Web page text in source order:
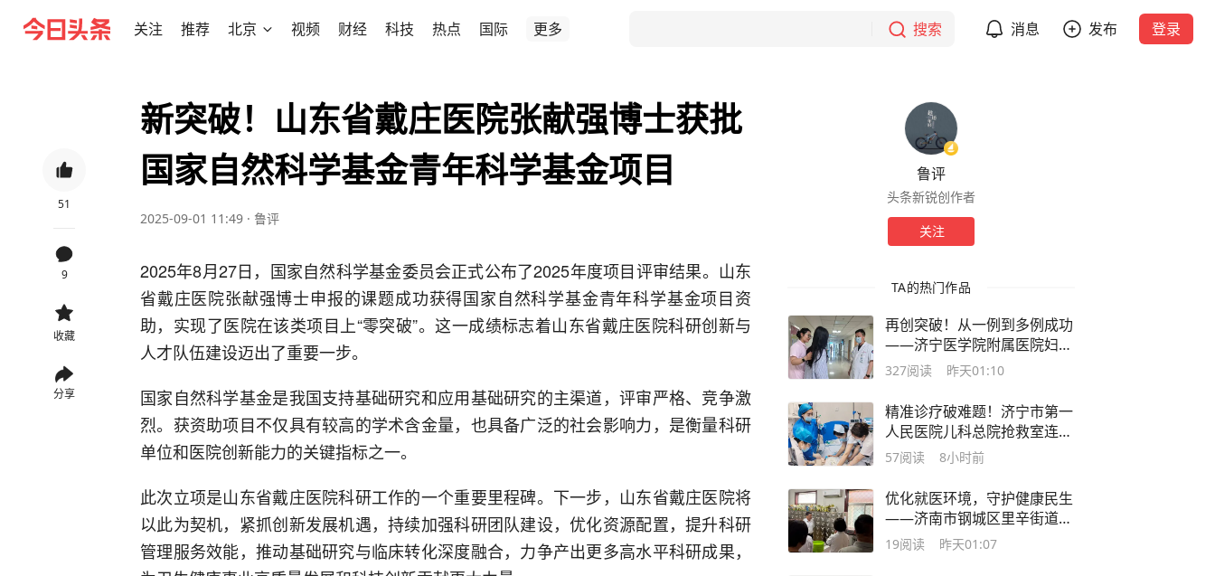
关注 推荐 北京 视频 财经 科技 热点 国际 更多 搜索 消息 发布 登录
51
9
收藏
分享
新突破！山东省戴庄医院张献强博士获批
国家自然科学基金青年科学基金项目
2025-09-01 11:49 · 鲁评
2025年8月27日，国家自然科学基金委员会正式公布了2025年度项目评审结果。山东
省戴庄医院张献强博士申报的课题成功获得国家自然科学基金青年科学基金项目资
助，实现了医院在该类项目上“零突破”。这一成绩标志着山东省戴庄医院科研创新与
人才队伍建设迈出了重要一步。
国家自然科学基金是我国支持基础研究和应用基础研究的主渠道，评审严格、竞争激
烈。获资助项目不仅具有较高的学术含金量，也具备广泛的社会影响力，是衡量科研
单位和医院创新能力的关键指标之一。
此次立项是山东省戴庄医院科研工作的一个重要里程碑。下一步，山东省戴庄医院将
以此为契机，紧抓创新发展机遇，持续加强科研团队建设，优化资源配置，提升科研
管理服务效能，推动基础研究与临床转化深度融合，力争产出更多高水平科研成果，
鲁评
头条新锐创作者
关注
TA的热门作品
再创突破！从一例到多例成功
——济宁医学院附属医院妇科
团队巧用生物补片，开启妇科
327阅读 昨天01:10
精准诊疗破难题！济宁市第一
人民医院儿科总院抢救室连续
完成两例早产儿先天性气道变
57阅读 8小时前
优化就医环境，守护健康民生
——济南市钢城区里辛街道卫
生院开展6S管理专项检查工作
19阅读 昨天01:07